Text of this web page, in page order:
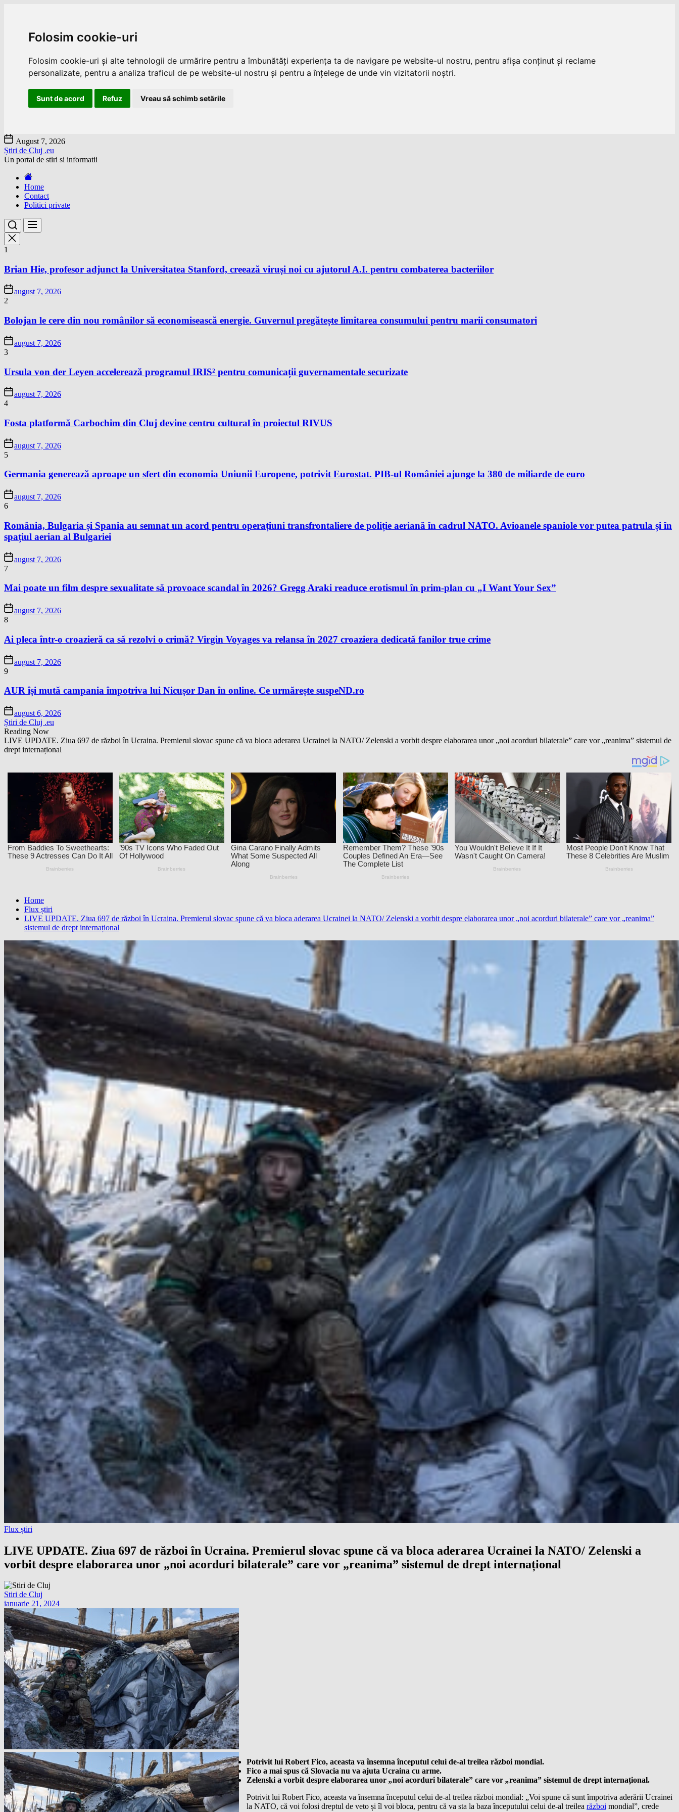
Folosim cookie-uri
Folosim cookie-uri și alte tehnologii de urmărire pentru a îmbunătăți experiența ta de navigare pe website-ul nostru, pentru afișa conținut și reclame
personalizate, pentru a analiza traficul de pe website-ul nostru și pentru a înțelege de unde vin vizitatorii noștri.
Sunt de acord Refuz Vreau să schimb setările
Skip
to
the
content
August 7, 2026
Știri de Cluj .eu
Un portal de stiri si informatii
Home
Contact
Politici private
1
Brian Hie, profesor adjunct la Universitatea Stanford, creează viruși noi cu ajutorul A.I. pentru combaterea bacteriilor
august 7, 2026
2
Bolojan le cere din nou românilor să economisească energie. Guvernul pregătește limitarea consumului pentru marii consumatori
august 7, 2026
3
Ursula von der Leyen accelerează programul IRIS² pentru comunicații guvernamentale securizate
august 7, 2026
4
Fosta platformă Carbochim din Cluj devine centru cultural în proiectul RIVUS
august 7, 2026
5
Germania generează aproape un sfert din economia Uniunii Europene, potrivit Eurostat. PIB-ul României ajunge la 380 de miliarde de euro
august 7, 2026
6
România, Bulgaria și Spania au semnat un acord pentru operațiuni transfrontaliere de poliție aeriană în cadrul NATO. Avioanele spaniole vor putea patrula și în
spațiul aerian al Bulgariei
august 7, 2026
7
Mai poate un film despre sexualitate să provoace scandal în 2026? Gregg Araki readuce erotismul în prim-plan cu „I Want Your Sex”
august 7, 2026
8
Ai pleca într-o croazieră ca să rezolvi o crimă? Virgin Voyages va relansa în 2027 croaziera dedicată fanilor true crime
august 7, 2026
9
AUR își mută campania împotriva lui Nicușor Dan în online. Ce urmărește suspeND.ro
august 6, 2026
Știri de Cluj .eu
Reading Now
LIVE UPDATE. Ziua 697 de război în Ucraina. Premierul slovac spune că va bloca aderarea Ucrainei la NATO/ Zelenski a vorbit despre elaborarea unor „noi acorduri bilaterale” care vor „reanima” sistemul de
drept internațional
Home
Flux știri
LIVE UPDATE. Ziua 697 de război în Ucraina. Premierul slovac spune că va bloca aderarea Ucrainei la NATO/ Zelenski a vorbit despre elaborarea unor „noi acorduri bilaterale” care vor „reanima”
sistemul de drept internațional
Flux știri
LIVE UPDATE. Ziua 697 de război în Ucraina. Premierul slovac spune că va bloca aderarea Ucrainei la NATO/ Zelenski a
vorbit despre elaborarea unor „noi acorduri bilaterale” care vor „reanima” sistemul de drept internațional
Stiri de Cluj
ianuarie 21, 2024
Potrivit lui Robert Fico, aceasta va însemna începutul celui de-al treilea război mondial.
Fico a mai spus că Slovacia nu va ajuta Ucraina cu arme.
Zelenski a vorbit despre elaborarea unor „noi acorduri bilaterale” care vor „reanima” sistemul de drept internațional.
Potrivit lui Robert Fico, aceasta va însemna începutul celui de-al treilea război mondial: „Voi spune că sunt împotriva aderării Ucrainei
la NATO, că voi folosi dreptul de veto și îl voi bloca, pentru că va sta la baza începutului celui de-al treilea război mondial”, crede